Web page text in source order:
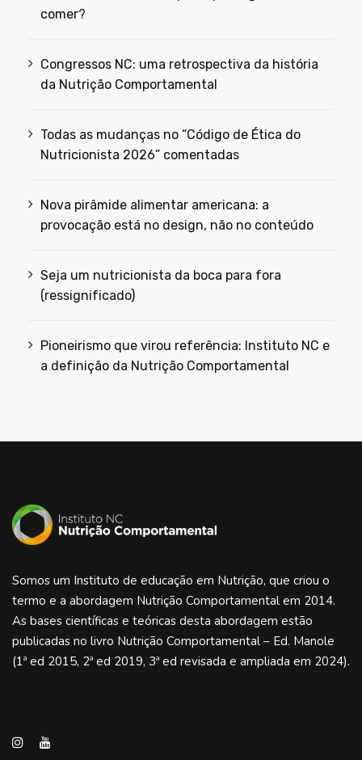
comer?
Congressos NC: uma retrospectiva da história
da Nutrição Comportamental
Todas as mudanças no “Código de Ética do
Nutricionista 2026” comentadas
Nova pirâmide alimentar americana: a
provocação está no design, não no conteúdo
Seja um nutricionista da boca para fora
(ressignificado)
Pioneirismo que virou referência: Instituto NC e
a definição da Nutrição Comportamental
Somos um Instituto de educação em Nutrição, que criou o
termo e a abordagem Nutrição Comportamental em 2014.
As bases científicas e teóricas desta abordagem estão
publicadas no livro Nutrição Comportamental – Ed. Manole
(1ª ed 2015, 2ª ed 2019, 3ª ed revisada e ampliada em 2024).